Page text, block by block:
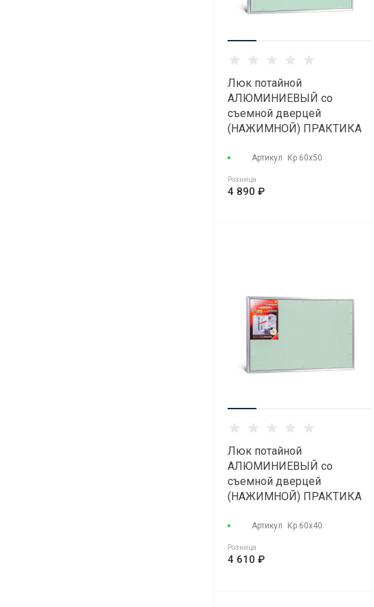
Люк потайной
АЛЮМИНИЕВЫЙ со
съемной дверцей
(НАЖИМНОЙ) ПРАКТИКА
Артикул Кр 60х50
Розница
4 890 ₽
Люк потайной
АЛЮМИНИЕВЫЙ со
съемной дверцей
(НАЖИМНОЙ) ПРАКТИКА
Артикул Кр 60х40
Розница
4 610 ₽